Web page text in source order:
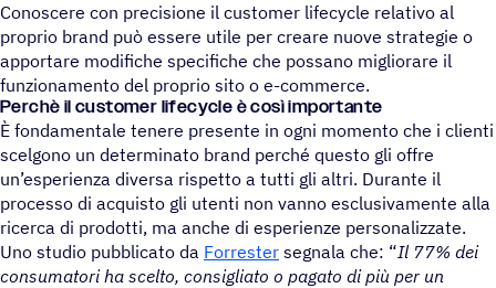
Conoscere con precisione il customer lifecycle relativo al
proprio brand può essere utile per creare nuove strategie o
apportare modifiche specifiche che possano migliorare il
funzionamento del proprio sito o e-commerce.
Perchè il customer lifecycle è così importante
È fondamentale tenere presente in ogni momento che i clienti
scelgono un determinato brand perché questo gli offre
un’esperienza diversa rispetto a tutti gli altri. Durante il
processo di acquisto gli utenti non vanno esclusivamente alla
ricerca di prodotti, ma anche di esperienze personalizzate.
Uno studio pubblicato da Forrester segnala che: “Il 77% dei
consumatori ha scelto, consigliato o pagato di più per un